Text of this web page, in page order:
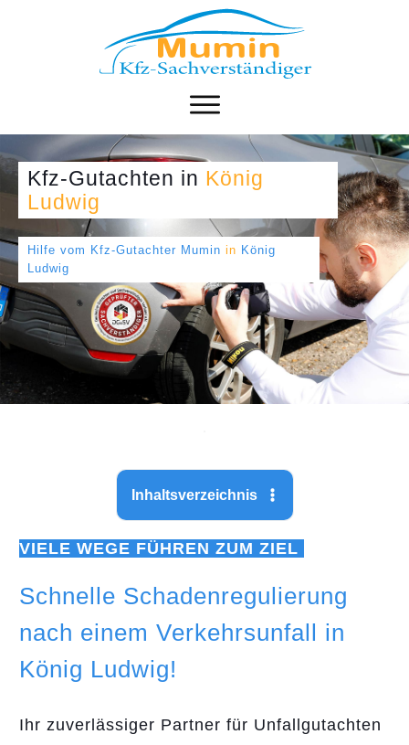
Kfz-Gutachten in König
Ludwig
Hilfe vom Kfz-Gutachter Mumin in König
Ludwig
Inhaltsverzeichnis
VIELE WEGE FÜHREN ZUM ZIEL
Schnelle Schadenregulierung
nach einem Verkehrsunfall in
König Ludwig!
Ihr zuverlässiger Partner für Unfallgutachten